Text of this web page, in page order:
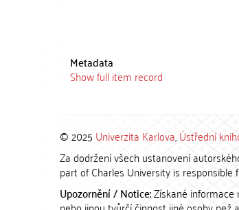
Metadata
Show full item record
© 2025 Univerzita Karlova,Ústřední
Za dodržení všech ustanovení
part of Charles University is
Upozornění / Notice:Získané